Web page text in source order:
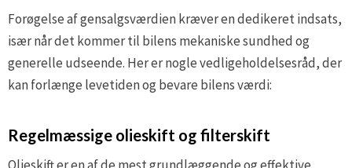
Forøgelse af gensalgsværdien kræver en dedikeret indsats,
især når det kommer til bilens mekaniske sundhed og
generelle udseende. Her er nogle vedligeholdelsesråd, der
kan forlænge levetiden og bevare bilens værdi:
Regelmæssige olieskift og filterskift